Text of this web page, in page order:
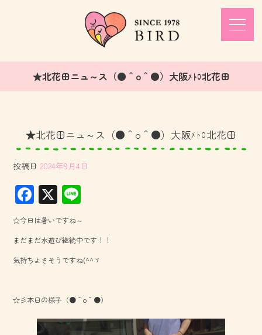
★北花田ニュ～ス（●＾o＾●）大阪ﾒﾄﾛ北花田
★北花田ニュ～ス（●＾o＾●）大阪ﾒﾄﾛ北花田
投稿日 2024年9月4日
F
ac
e
b
o
X
☆今日は暑いですね～
まだまだ水遊び継続中です！！
気持ちよさそうですね(^^ゞ
☆彡本日の様子（●＾o＾●）